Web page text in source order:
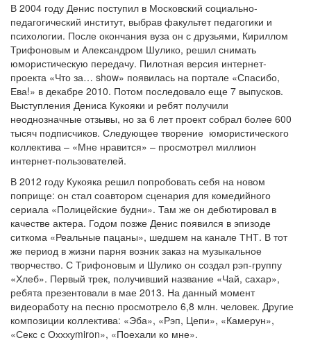
В 2004 году Денис поступил в Московский социально-
педагогический институт, выбрав факультет педагогики и
психологии. После окончания вуза он с друзьями, Кириллом
Трифоновым и Александром Шулико, решил снимать
юмористическую передачу. Пилотная версия интернет-
проекта «Что за… show» появилась на портале «Спасибо,
Ева!» в декабре 2010. Потом последовало еще 7 выпусков.
Выступления Дениса Кукояки и ребят получили
неоднозначные отзывы, но за 6 лет проект собрал более 600
тысяч подписчиков. Следующее творение юмористического
коллектива – «Мне нравится» – просмотрел миллион
интернет-пользователей.
В 2012 году Кукояка решил попробовать себя на новом
поприще: он стал соавтором сценария для комедийного
сериала «Полицейские будни». Там же он дебютировал в
качестве актера. Годом позже Денис появился в эпизоде
ситкома «Реальные пацаны», шедшем на канале ТНТ. В тот
же период в жизни парня возник заказ на музыкальное
творчество. С Трифоновым и Шулико он создал рэп-группу
«Хлеб». Первый трек, получивший название «Чай, сахар»,
ребята презентовали в мае 2013. На данный момент
видеоработу на песню просмотрело 6,8 млн. человек. Другие
композиции коллектива: «Эба», «Рэп, Цепи», «Камерун»,
«Секс с Охххуmiron», «Поехали ко мне».